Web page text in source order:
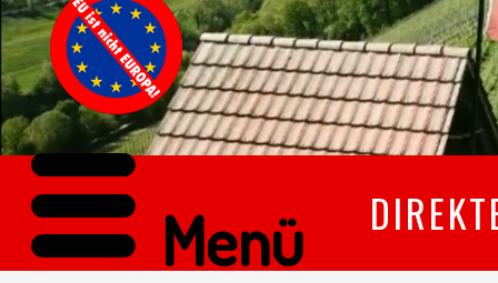
Menü